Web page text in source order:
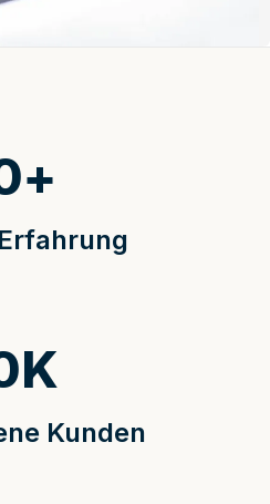
+
Kunden
K